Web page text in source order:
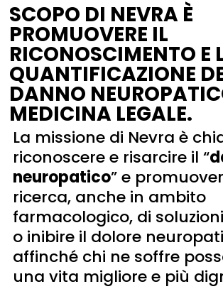
SCOPO DI NEVRA È
PROMUOVERE IL
RICONOSCIMENTO E
QUANTIFICAZIONE
DANNO
MEDICINA LEGALE.
La missione di Nevra è
riconoscere e risarcire il “
neuropatico” e
ricerca, anche in ambito
farmacologico, di
o inibire il dolore
affinché chi ne soffre
una vita migliore e più